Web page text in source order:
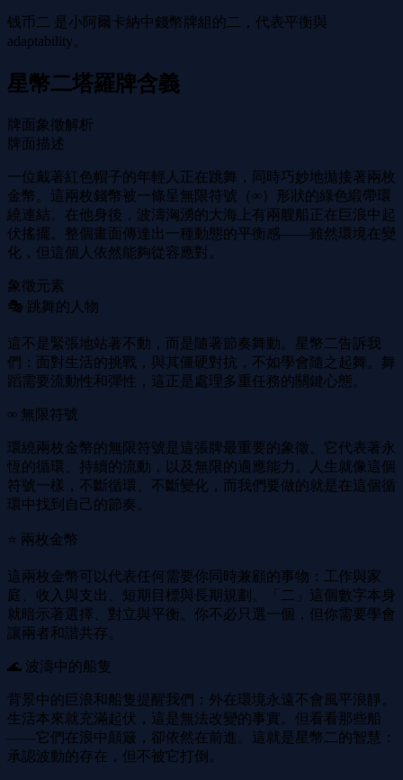
钱币二 是小阿爾卡納中錢幣牌組的二，代表平衡與
adaptability。
星幣二塔羅牌含義
牌面象徵解析
牌面描述
一位戴著紅色帽子的年輕人正在跳舞，同時巧妙地拋接著兩枚
金幣。這兩枚錢幣被一條呈無限符號（∞）形狀的綠色緞帶環
繞連結。在他身後，波濤洶湧的大海上有兩艘船正在巨浪中起
伏搖擺。整個畫面傳達出一種動態的平衡感——雖然環境在變
化，但這個人依然能夠從容應對。
象徵元素
🎭 跳舞的人物
這不是緊張地站著不動，而是隨著節奏舞動。星幣二告訴我
們：面對生活的挑戰，與其僵硬對抗，不如學會隨之起舞。舞
蹈需要流動性和彈性，這正是處理多重任務的關鍵心態。
∞ 無限符號
環繞兩枚金幣的無限符號是這張牌最重要的象徵。它代表著永
恆的循環、持續的流動，以及無限的適應能力。人生就像這個
符號一樣，不斷循環、不斷變化，而我們要做的就是在這個循
環中找到自己的節奏。
⭐ 兩枚金幣
這兩枚金幣可以代表任何需要你同時兼顧的事物：工作與家
庭、收入與支出、短期目標與長期規劃。「二」這個數字本身
就暗示著選擇、對立與平衡。你不必只選一個，但你需要學會
讓兩者和諧共存。
🌊 波濤中的船隻
背景中的巨浪和船隻提醒我們：外在環境永遠不會風平浪靜。
生活本來就充滿起伏，這是無法改變的事實。但看看那些船
——它們在浪中顛簸，卻依然在前進。這就是星幣二的智慧：
承認波動的存在，但不被它打倒。